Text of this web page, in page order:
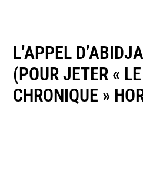
L’APPEL
(POUR JETER «
CHRONIQUE »